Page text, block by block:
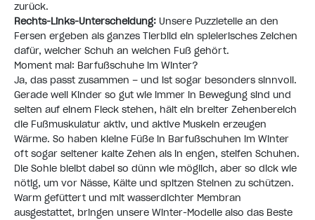
zurück.
Rechts-Links-Unterscheidung: Unsere Puzzleteile an den
Fersen ergeben als ganzes Tierbild ein spielerisches Zeichen
dafür, welcher Schuh an welchen Fuß gehört.
Moment mal: Barfußschuhe im Winter?
Ja, das passt zusammen – und ist sogar besonders sinnvoll.
Gerade weil Kinder so gut wie immer in Bewegung sind und
selten auf einem Fleck stehen, hält ein breiter Zehenbereich
die Fußmuskulatur aktiv, und aktive Muskeln erzeugen
Wärme. So haben kleine Füße in Barfußschuhen im Winter
oft sogar seltener kalte Zehen als in engen, steifen Schuhen.
Die Sohle bleibt dabei so dünn wie möglich, aber so dick wie
nötig, um vor Nässe, Kälte und spitzen Steinen zu schützen.
Warm gefüttert und mit wasserdichter Membran
ausgestattet, bringen unsere Winter-Modelle also das Beste